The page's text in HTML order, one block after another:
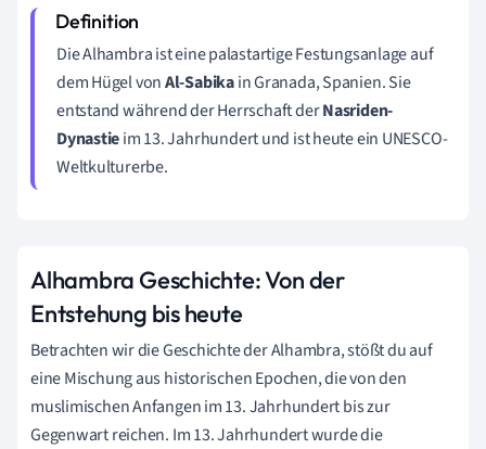
Die Alhambra ist eine palastartige Festungsanlage auf
dem Hügel vonAl-Sabikain Granada, Spanien. Sie
entstand während der Herrschaft derNasriden-
Dynastieim 13. Jahrhundert und ist heute ein UNESCO-
Weltkulturerbe.
Alhambra Geschichte: Von der
Entstehung bis heute
Betrachten wir die Geschichte der Alhambra, stößt du auf
eine Mischung aus historischen Epochen, die von den
muslimischen Anfangen im 13. Jahrhundert bis zur
Gegenwart reichen. Im 13. Jahrhundert wurde die